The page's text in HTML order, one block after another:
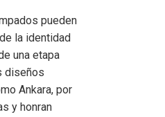
pueden
la identidad
una etapa
diseños
Ankara, por
y honran